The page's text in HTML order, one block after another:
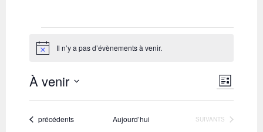
Évènements
Notice Il n’y a pas d’évènements à venir.
PAR
DE
VUES
LISTE
À venir
Sélectionnez
date.
Évènements
précédents Aujourd’hui ÉVÈNEMENTS
SUIVANTS